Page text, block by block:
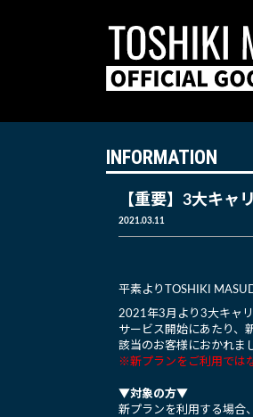
INFORMATION
【重要】3大キャ
2021.03.11
平素よりTOSHIKI
2021年3月より3大キャ
サービス開始にあたり、
該当のお客様におかれま
※新プランをご利用では
▼対象の方▼
新プランを利用する場合、